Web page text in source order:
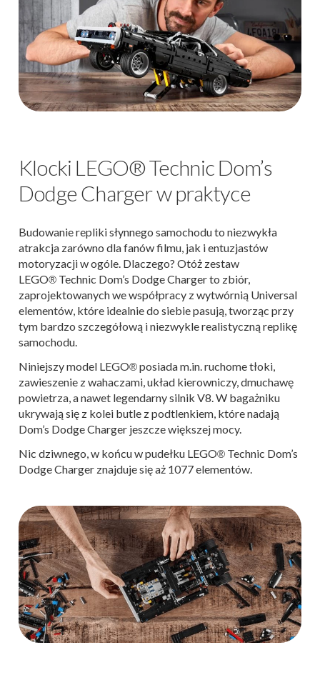
Klocki LEGO® Technic Dom’s
Dodge Charger w praktyce
Budowanie repliki słynnego samochodu to niezwykła
atrakcja zarówno dla fanów filmu, jak i entuzjastów
motoryzacji w ogóle. Dlaczego? Otóż zestaw
LEGO® Technic Dom’s Dodge Charger to zbiór,
zaprojektowanych we współpracy z wytwórnią Universal
elementów, które idealnie do siebie pasują, tworząc przy
tym bardzo szczegółową i niezwykle realistyczną replikę
samochodu.
Niniejszy model LEGO®posiada m.in. ruchome tłoki,
zawieszenie z wahaczami, układ kierowniczy, dmuchawę
powietrza, a nawet legendarny silnik V8. W bagażniku
ukrywają się z kolei butle z podtlenkiem, które nadają
Dom’s Dodge Charger jeszcze większej mocy.
Nic dziwnego, w końcu w pudełku LEGO® Technic Dom’s
Dodge Charger znajduje się aż 1077 elementów.